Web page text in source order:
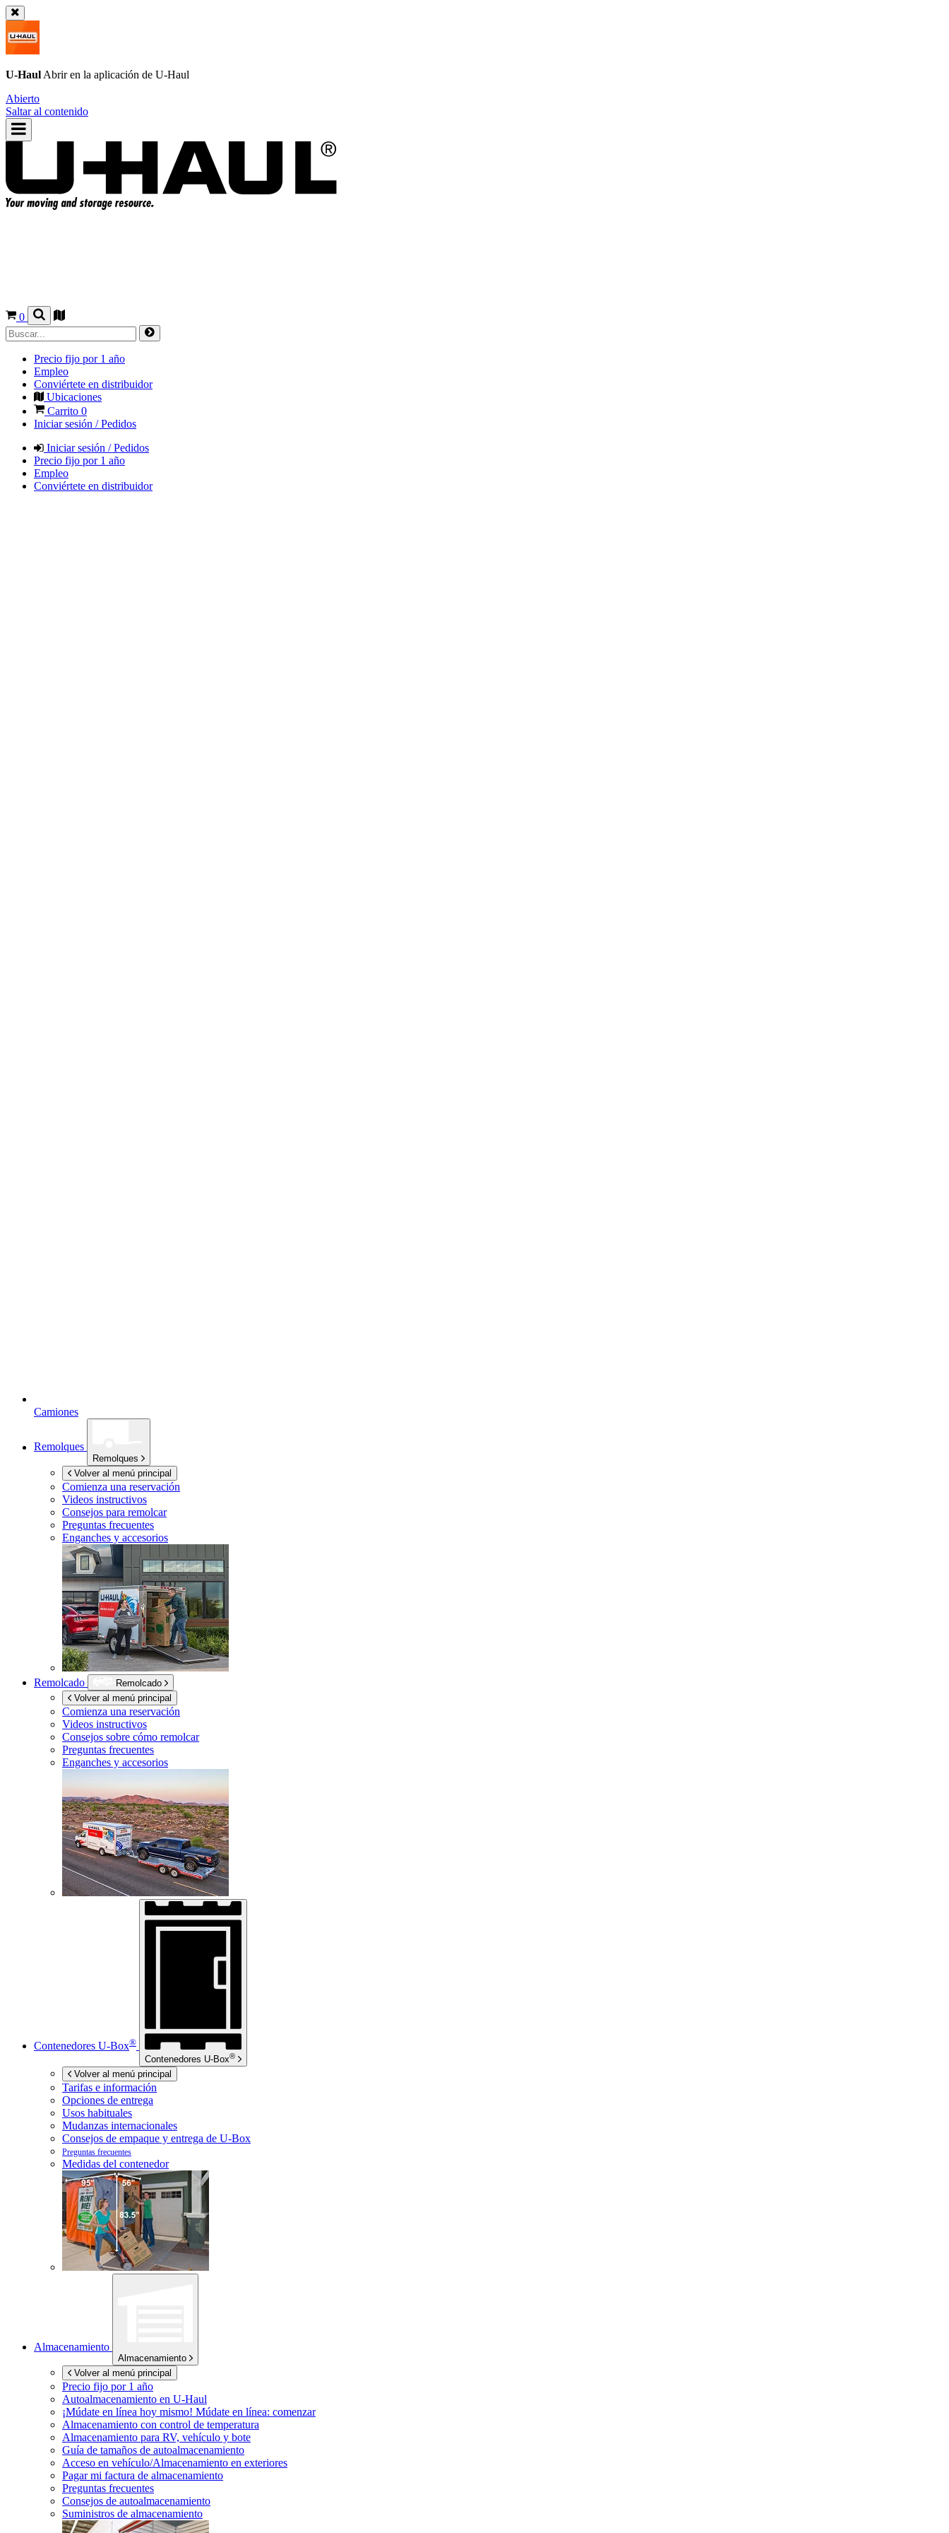
U-Haul Abrir en la aplicación de U-Haul
Abierto
Saltar al contenido
0
Precio fijo por 1 año
Empleo
Conviértete en distribuidor
Ubicaciones
Carrito 0
Iniciar sesión / Pedidos
Iniciar sesión / Pedidos
Precio fijo por 1 año
Empleo
Conviértete en distribuidor
Camiones
Remolques
Remolques
Volver al menú principal
Comienza una reservación
Videos instructivos
Consejos para remolcar
Preguntas frecuentes
Enganches y accesorios
Remolcado
Remolcado
Volver al menú principal
Comienza una reservación
Videos instructivos
Consejos sobre cómo remolcar
Preguntas frecuentes
Enganches y accesorios
Contenedores U-Box®
Contenedores U-Box®
Volver al menú principal
Tarifas e información
Opciones de entrega
Usos habituales
Mudanzas internacionales
Consejos de empaque y entrega de U-Box
Preguntas frecuentes
Medidas del contenedor
Almacenamiento
Almacenamiento
Volver al menú principal
Precio fijo por 1 año
Autoalmacenamiento en U-Haul
¡Múdate en línea hoy mismo! Múdate en línea: comenzar
Almacenamiento con control de temperatura
Almacenamiento para RV, vehículo y bote
Guía de tamaños de autoalmacenamiento
Acceso en vehículo/Almacenamiento en exteriores
Pagar mi factura de almacenamiento
Preguntas frecuentes
Consejos de autoalmacenamiento
Suministros de almacenamiento